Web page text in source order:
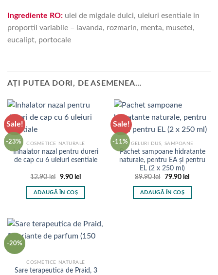
Ingrediente RO: ulei de migdale dulci, uleiuri esentiale in
proportii variabile – lavanda, rozmarin, menta, musetel,
eucalipt, portocale
AȚI PUTEA DORI, DE ASEMENEA…
Sale!
-23% COSMETICE NATURALE
Inhalator nazal pentru dureri
de cap cu 6 uleiuri esentiale
12.90lei
Prețul
a
fost:
9.90 leiPrețul
ADAUGĂ ÎN COȘ
Sale!
-11% GELURI DUS, SAMPOANE
Pachet sampoane hidratante
naturale, pentru EA și pentru
EL (2 x 250 ml)
89.90lei
Prețul
a
fost:
79.90 leiPrețul
ADAUGĂ ÎN COȘ
-20%
COSMETICE NATURALE
Sare terapeutica de Praid, 3